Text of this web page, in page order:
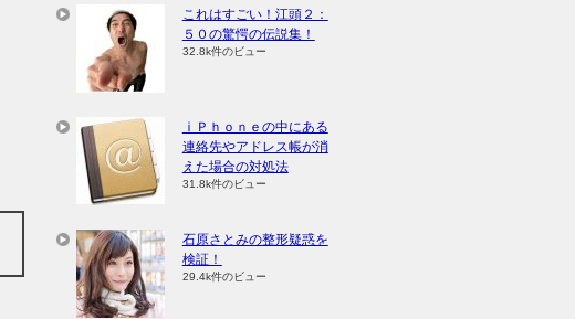
これはすごい！江頭２：
５０の驚愕の伝説集！
32.8k件のビュー
ⅰＰｈｏｎｅの中にある
連絡先やアドレス帳が消
えた場合の対処法
31.8k件のビュー
石原さとみの整形疑惑を
検証！
29.4k件のビュー